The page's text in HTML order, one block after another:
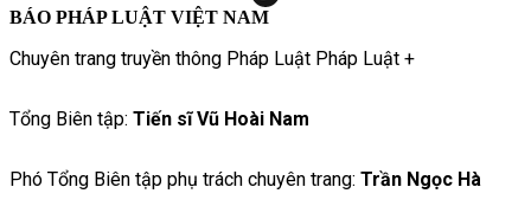
BÁO PHÁP LUẬT VIỆT NAM
Chuyên trang truyền thông Pháp Luật Pháp Luật +
Tổng Biên tập: Tiến sĩ Vũ Hoài Nam
Phó Tổng Biên tập phụ trách chuyên trang: Trần Ngọc Hà